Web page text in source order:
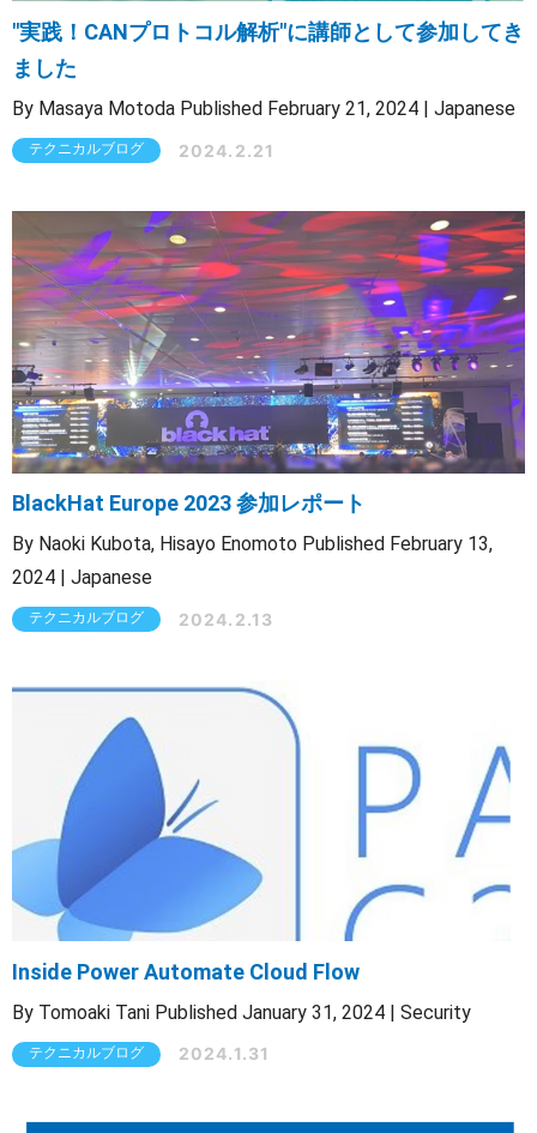
"実践！CANプロトコル解析"に講師として参加してき
ました
By Masaya Motoda Published February 21, 2024 | Japanese
テクニカルブログ 2024.2.21
BlackHat Europe 2023 参加レポート
By Naoki Kubota, Hisayo Enomoto Published February 13,
2024 | Japanese
テクニカルブログ 2024.2.13
Inside Power Automate Cloud Flow
By Tomoaki Tani Published January 31, 2024 | Security
テクニカルブログ 2024.1.31